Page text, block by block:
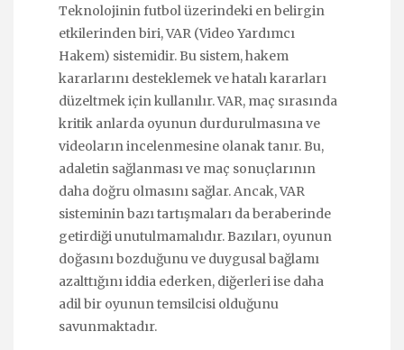
Teknolojinin futbol üzerindeki en belirgin
etkilerinden biri, VAR (Video Yardımcı
Hakem) sistemidir. Bu sistem, hakem
kararlarını desteklemek ve hatalı kararları
düzeltmek için kullanılır. VAR, maç sırasında
kritik anlarda oyunun durdurulmasına ve
videoların incelenmesine olanak tanır. Bu,
adaletin sağlanması ve maç sonuçlarının
daha doğru olmasını sağlar. Ancak, VAR
sisteminin bazı tartışmaları da beraberinde
getirdiği unutulmamalıdır. Bazıları, oyunun
doğasını bozduğunu ve duygusal bağlamı
azalttığını iddia ederken, diğerleri ise daha
adil bir oyunun temsilcisi olduğunu
savunmaktadır.